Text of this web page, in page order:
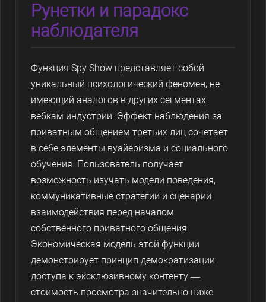
Рунетки и парадокс
наблюдателя
Функция Spy Show представляет собой
уникальный психологический феномен, не
имеющий аналогов в других сегментах
вебкам индустрии. Эффект наблюдения за
приватным общением третьих лиц сочетает
в себе элементы вуайеризма и социального
обучения. Пользователь получает
возможность изучать модели поведения,
коммуникативные стратегии и сценарии
взаимодействия перед началом
собственного приватного общения.
Экономическая модель этой функции
демонстрирует принцип демократизации
доступа к эксклюзивному контенту —
стоимость просмотра значительно ниже